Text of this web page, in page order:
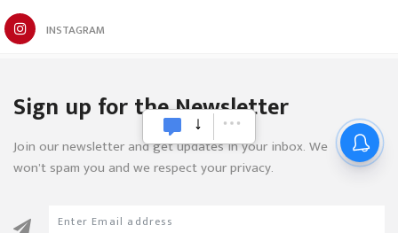
INSTAGRAM
Sign up for the Newsletter
Join our newsletter and get updates in your inbox. We
won’t spam you and we respect your privacy.